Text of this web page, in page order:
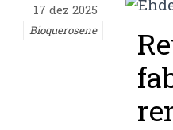
17 dez 2025
Bioquerosene